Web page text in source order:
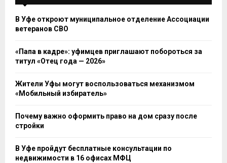
В Уфе откроют муниципальное отделение Ассоциации
ветеранов СВО
«Папа в кадре»: уфимцев приглашают побороться за
титул «Отец года — 2026»
Жители Уфы могут воспользоваться механизмом
«Мобильный избиратель»
Почему важно оформить право на дом сразу после
стройки
В Уфе пройдут бесплатные консультации по
недвижимости в 16 офисах МФЦ